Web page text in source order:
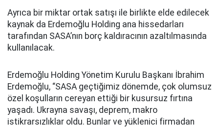
Ayrıca bir miktar ortak satışı ile birlikte elde edilecek
kaynak da Erdemoğlu Holding ana hissedarları
tarafından SASA’nın borç kaldıracının azaltılmasında
kullanılacak.
Erdemoğlu Holding Yönetim Kurulu Başkanı İbrahim
Erdemoğlu, “SASA geçtiğimiz dönemde, çok olumsuz
özel koşulların cereyan ettiği bir kusursuz fırtına
yaşadı. Ukrayna savaşı, deprem, makro
istikrarsızlıklar oldu. Bunlar ve yüklenici firmadan